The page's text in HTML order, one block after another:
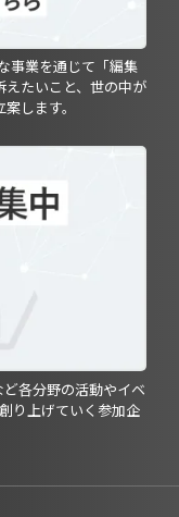
事業を通じて「編集
たいこと、世の中が
します。
各分野の活動やイベ
り上げていく参加企